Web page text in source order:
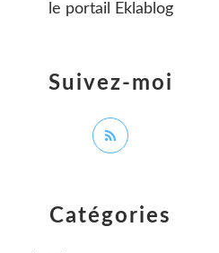
Catégories
Suivez-moi
le portail Eklablog